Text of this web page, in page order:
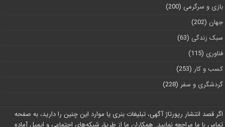
بازی و سرگرمی (200)
جهان (202)
سبک زندگی (63)
فناوری (115)
کسب و کار (253)
گردشگری و سفر (228)
اگر قصد انتشار رپورتاژ آگهی، تبلیغات بنری یا موارد این چنین را دارید، به صفحه
تماس با ما مراجعه نمایید. همکاران ما از طریق شبکه‌های اجتماعی و ایمیل آماده